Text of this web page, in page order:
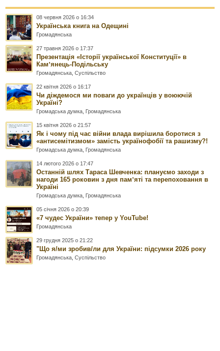
08 червня 2026 о 16:34
Українська книга на Одещині
Громадянська
27 травня 2026 о 17:37
Презентація «Історії української Конституції» в
Камʼянець-Подільську
Громадянська ,Суспільство
22 квітня 2026 о 16:17
Чи діждемося ми поваги до українців у воюючій
Україні?
Громадська думка Громадянська
15 квітня 2026 о 21:57
Як і чому під час війни влада вирішила боротися з
«антисемітизмом» замість українофобії та рашизму?!
Громадська думка Громадянська
14 лютого 2026 о 17:47
Останній шлях Тараса Шевченка: плануємо заходи з
нагоди 165 роковин з дня памʼяті та перепоховання в
Україні
Громадська думка Громадянська
05 січня 2026 о 20:39
«7 чудес України» тепер у YouTube!
Громадянська
29 грудня 2025 о 21:22
"Що я/ми зробив/ли для України: підсумки 2026 року
Громадянська ,Суспільство